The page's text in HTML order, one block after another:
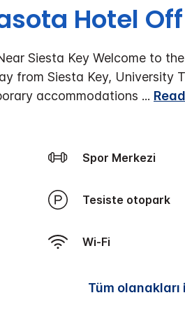
Hotel
Siesta Key Welcome to
from Siesta Key, University
accommodations ...
Spor Merkezi
Tesiste otopark
Wi-Fi
Tüm